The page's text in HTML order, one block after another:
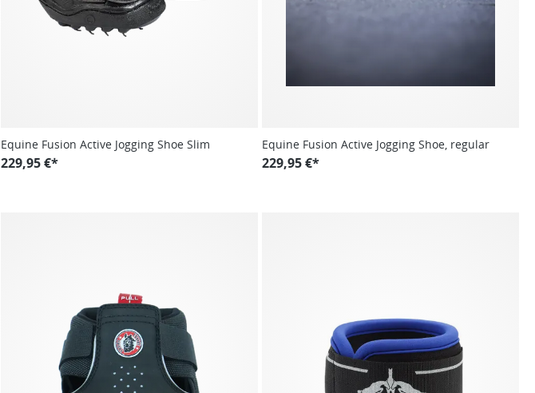
Equine Fusion Active Jogging Shoe Slim
229,95 €*
Equine Fusion Active Jogging Shoe, regular
229,95 €*